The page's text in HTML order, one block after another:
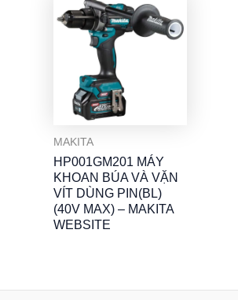
MAKITA
HP001GM201 MÁY
KHOAN BÚA VÀ VẶN
VÍT DÙNG PIN(BL)
(40V MAX) – MAKITA
WEBSITE